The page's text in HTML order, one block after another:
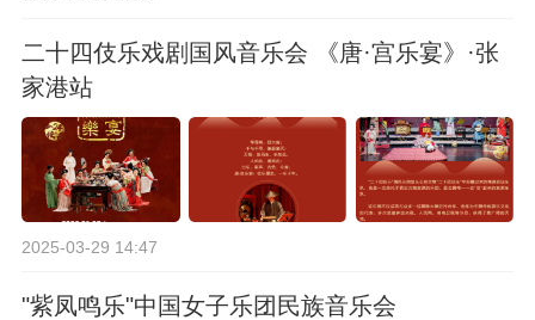
二十四伎乐戏剧国风音乐会 《唐·宫乐宴》·张
家港站
2025-03-29 14:47
"紫凤鸣乐"中国女子乐团民族音乐会